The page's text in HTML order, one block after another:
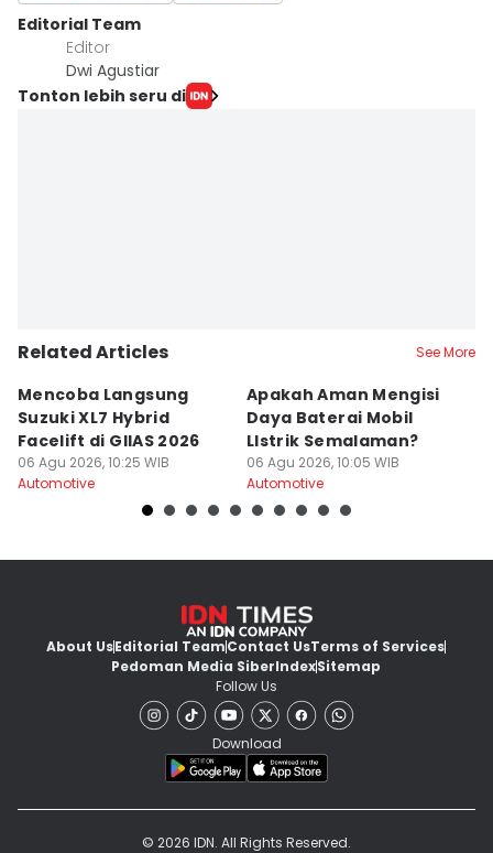
Editorial Team
Editor
Dwi Agustiar
Tonton lebih seru di
Related Articles See More
Mencoba Langsung
Suzuki XL7 Hybrid
Facelift di GIIAS 2026
06 Agu 2026, 10:25 WIB
Automotive
Apakah Aman Mengisi
Daya Baterai Mobil
LIstrik Semalaman?
06 Agu 2026, 10:05 WIB
Automotive
About UsEditorial TeamContact UsTerms of Services
Pedoman Media SiberIndexSitemap
Follow Us
Download
© 2026 IDN. All Rights Reserved.